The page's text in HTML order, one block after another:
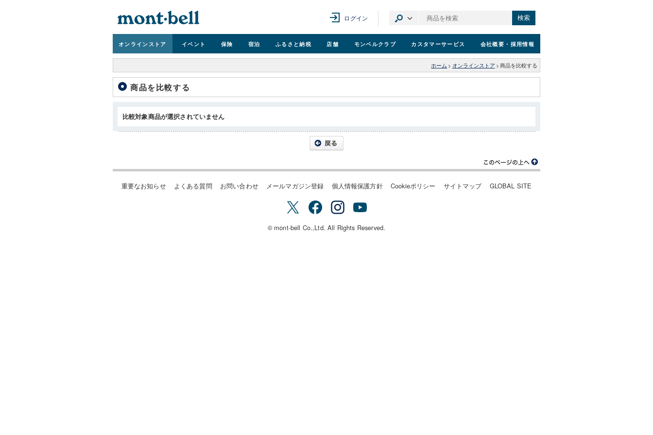
ログイン 検索
オンラインストア イベント 保険 宿泊 ふるさと納税 店舗 モンベルクラブ カスタマーサービス 会社概要 ・採用情報
ホーム > オンラインストア > 商品を比較する
商品を比較する
比較対象商品が選択されていません
重要なお知らせ よくある質問 お問い合わせ メールマガジン登録 個人情報保護方針 Cookieポリシー サイトマップ GLOBAL SITE
© mont-bell Co.,Ltd. All Rights Reserved.